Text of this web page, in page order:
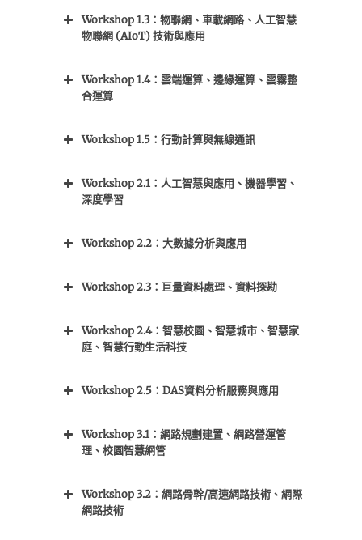
Workshop 1.3：物聯網、車載網路、人工智慧
物聯網 (AIoT) 技術與應用
Workshop 1.4：雲端運算、邊緣運算、雲霧整
合運算
Workshop 1.5： 行動計算與無線通訊
Workshop 2.1：人工智慧與應用、機器學習、
深度學習
Workshop 2.2：大數據分析與應用
Workshop 2.3：巨量資料處理、資料探勘
Workshop 2.4：智慧校園、智慧城市、智慧家
庭、智慧行動生活科技
Workshop 2.5：DAS資料分析服務與應用
Workshop 3.1： 網路規劃建置、網路營運管
理、校園智慧網管
Workshop 3.2：網路骨幹/高速網路技術、網際
網路技術